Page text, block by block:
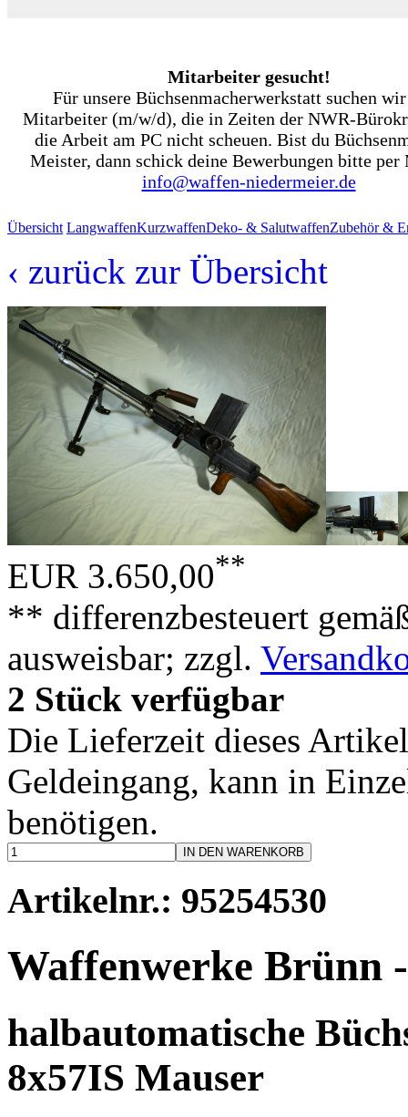
Mitarbeiter gesucht!
Für unsere Büchsenmacherwerkstatt suchen wir
Mitarbeiter (m/w/d), die in Zeiten der NWR-
die Arbeit am PC nicht scheuen. Bist du
Meister, dann schick deine Bewerbungen bitte
info@waffen-niedermeier.de
Übersicht LangwaffenKurzwaffenDeko- & SalutwaffenZubehör &
‹ zurück zur Übersicht
EUR 3.650,00**
** differenzbesteuert
ausweisbar; zzgl.
2 Stück verfügbar
Die Lieferzeit dieses
Geldeingang, kann in
benötigen.
IN DEN WARENKORB
Artikelnr.: 95254530
Waffenwerke Brünn
halbautomatische
8x57IS Mauser